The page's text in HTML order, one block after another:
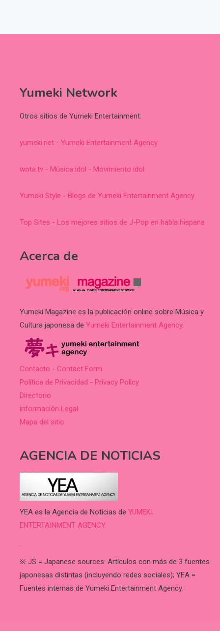
Yumeki Network
Otros sitios de Yumeki Entertainment:
yumeki.net - Yumeki Entertainment Agency
wota.tv - Música idol - Movimiento idol
Yumeki Style - Blogs de Yumeki Entertainment Agency
Top Sites - Los mejores sitios de J-Pop en habla hispana
Acerca de
Yumeki Magazine es la publicación online sobre Música y
Cultura japonesa de Yumeki Entertainment Agency.
Contacto - Contact Form
Política de Privacidad - Privacy Policy
Directorio
información Legal
Mapa del sitio
AGENCIA DE NOTICIAS
YEA es la Agencia de Noticias de YUMEKI
ENTERTAINMENT AGENCY.
.
※ JS = Japanese sources: Artículos con más de 3 fuentes
japonesas distintas (incluyendo redes sociales); YEA =
Fuentes internas de Yumeki Entertainment Agency.